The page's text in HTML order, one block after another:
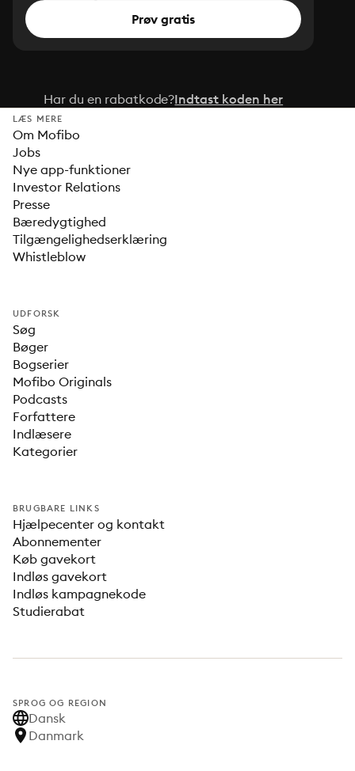
Prøv gratis
Har du en rabatkode?Indtast koden her
LÆS MERE
Om Mofibo
Jobs
Nye app-funktioner
Investor Relations
Presse
Bæredygtighed
Tilgængelighedserklæring
Whistleblow
UDFORSK
Søg
Bøger
Bogserier
Mofibo Originals
Podcasts
Forfattere
Indlæsere
Kategorier
BRUGBARE LINKS
Hjælpecenter og kontakt
Abonnementer
Køb gavekort
Indløs gavekort
Indløs kampagnekode
Studierabat
SPROG OG REGION
Dansk
Danmark